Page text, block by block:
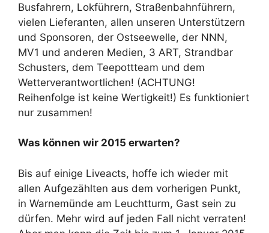
Busfahrern, Lokführern, Straßenbahnführern,
vielen Lieferanten, allen unseren Unterstützern
und Sponsoren, der Ostseewelle, der NNN,
MV1 und anderen Medien, 3 ART, Strandbar
Schusters, dem Teepottteam und dem
Wetterverantwortlichen! (ACHTUNG!
Reihenfolge ist keine Wertigkeit!) Es funktioniert
nur zusammen!
Was können wir 2015 erwarten?
Bis auf einige Liveacts, hoffe ich wieder mit
allen Aufgezählten aus dem vorherigen Punkt,
in Warnemünde am Leuchtturm, Gast sein zu
dürfen. Mehr wird auf jeden Fall nicht verraten!